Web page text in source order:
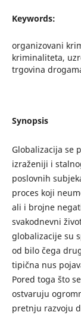
Keywords:
organizovani
kriminaliteta,
trgovina
Synopsis
Globalizacija se
izraženiji i
poslovnih
proces koji
ali i brojne
svakodnevni
globalizacije su
od bilo čega
tipična nus
Pored toga što
ostvaruju
pretnju razvoju